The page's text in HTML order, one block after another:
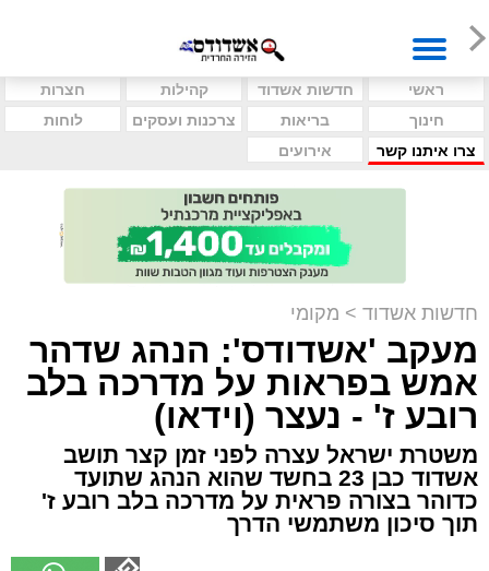
ראשי חדשות אשדוד קהילות
חצרות
חינוך
בריאות צרכנות ועסקים
לוחות
צרו איתנו קשר
אירועים
חדשות אשדוד > מקומי
מעקב 'אשדודס': הנהג שדהר
אמש בפראות על מדרכה בלב
רובע ז' - נעצר (וידאו)
משטרת ישראל עצרה לפני זמן קצר תושב
אשדוד כבן 23 בחשד שהוא הנהג שתועד
כדוהר בצורה פראית על מדרכה בלב רובע ז'
תוך סיכון משתמשי הדרך